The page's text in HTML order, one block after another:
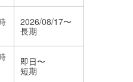
2026/08/17〜
長期
即日〜
短期